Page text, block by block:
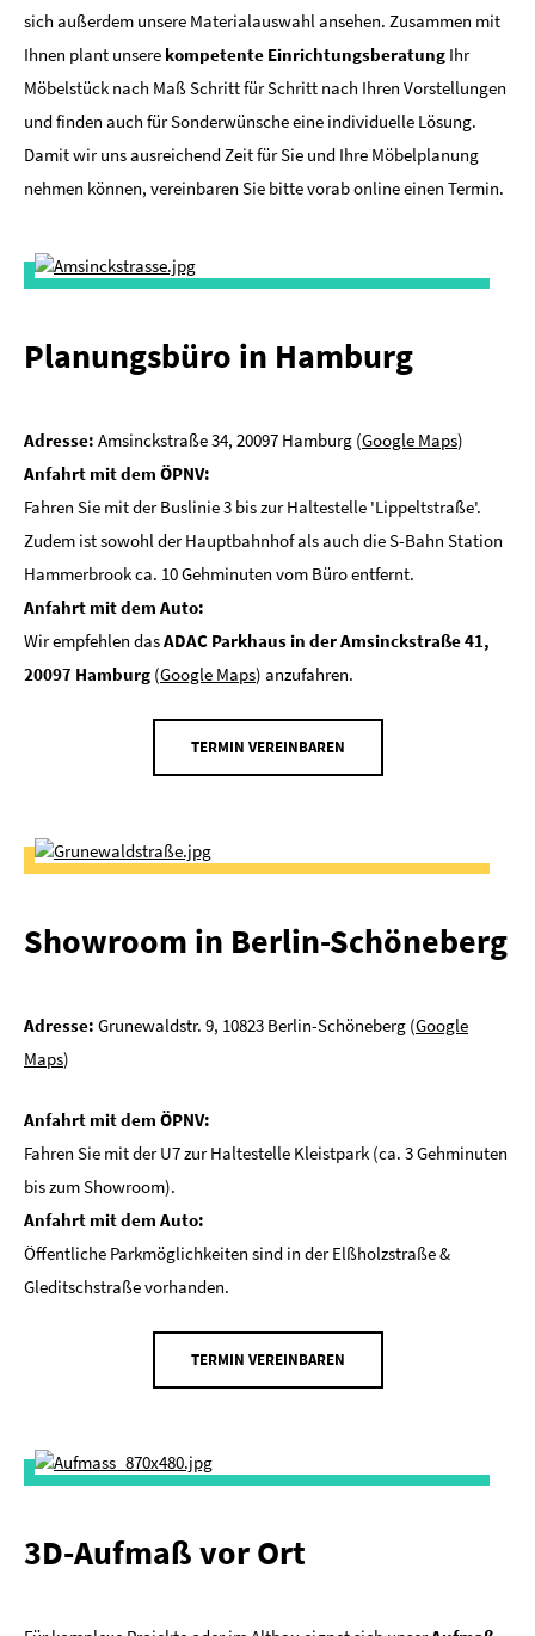
sich außerdem unsere Materialauswahl ansehen. Zusammen mit
Ihnen plant unsere kompetente Einrichtungsberatung Ihr
Möbelstück nach Maß Schritt für Schritt nach Ihren Vorstellungen
und finden auch für Sonderwünsche eine individuelle Lösung.
Damit wir uns ausreichend Zeit für Sie und Ihre Möbelplanung
nehmen können, vereinbaren Sie bitte vorab online einen Termin.
Planungsbüro in Hamburg
Adresse: Amsinckstraße 34, 20097 Hamburg (Google Maps)
Anfahrt mit dem ÖPNV:
Fahren Sie mit der Buslinie 3 bis zur Haltestelle 'Lippeltstraße'.
Zudem ist sowohl der Hauptbahnhof als auch die S-Bahn Station
Hammerbrook ca. 10 Gehminuten vom Büro entfernt.
Anfahrt mit dem Auto:
Wir empfehlen dasADAC Parkhaus in der Amsinckstraße 41,
20097 Hamburg (Google Maps) anzufahren.
TERMIN VEREINBAREN
Showroom in Berlin-Schöneberg
Adresse: Grunewaldstr. 9, 10823 Berlin-Schöneberg (Google
Maps)
Anfahrt mit dem ÖPNV:
Fahren Sie mit der U7 zur Haltestelle Kleistpark (ca. 3 Gehminuten
bis zum Showroom).
Anfahrt mit dem Auto:
Öffentliche Parkmöglichkeiten sind in der Elßholzstraße &
Gleditschstraße vorhanden.
TERMIN VEREINBAREN
3D-Aufmaß vor Ort